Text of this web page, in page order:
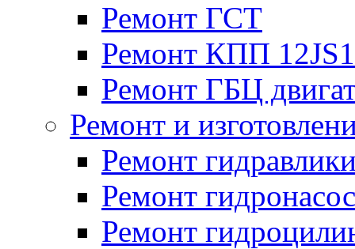
Ремонт ГСТ
Ремонт КПП
Ремонт ГБЦ
Ремонт и
Ремонт
Ремонт
Ремонт